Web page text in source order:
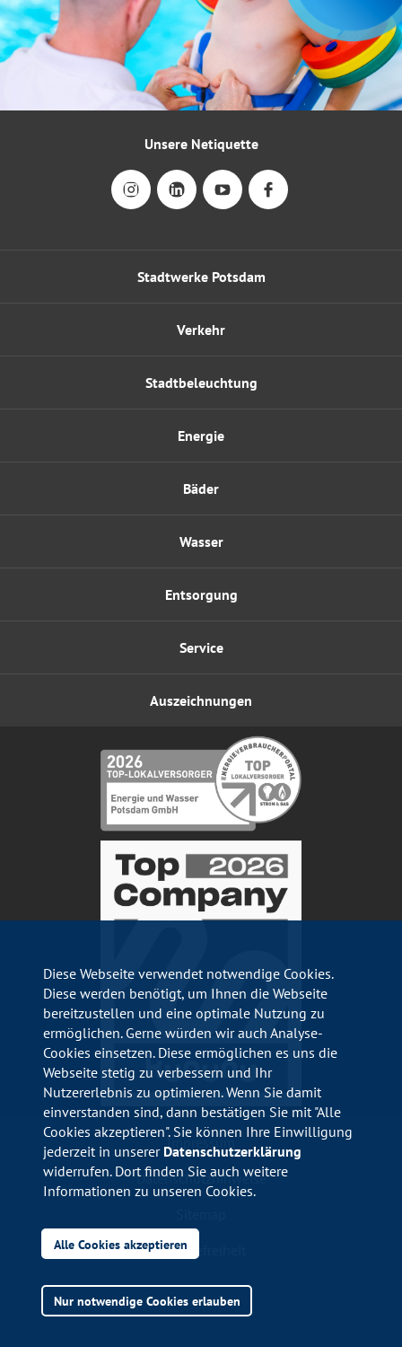
Stadtwerke Potsdam
Energie
Wasser
Verkehr
Bäder
Entsorgung
Stadtbeleuchtung
Service
Auszeichnungen
Unsere Netiquette
Impressum
Datenschutzhinweise
Barrierefreiheit
Diese Webseite verwendet notwendige Cookies.
Diese werden benötigt, um Ihnen die Webseite
bereitzustellen und eine optimale Nutzung zu
ermöglichen. Gerne würden wir auch Analyse-
Cookies einsetzen. Diese ermöglichen es uns die
Webseite stetig zu verbessern und Ihr
Nutzererlebnis zu optimieren. Wenn Sie damit
einverstanden sind, dann bestätigen Sie mit "Alle
Cookies akzeptieren". Sie können Ihre Einwilligung
jederzeit in unserer Datenschutzerklärung
widerrufen. Dort finden Sie auch weitere
Informationen zu unseren Cookies.
Alle Cookies akzeptieren
Nur notwendige Cookies erlauben